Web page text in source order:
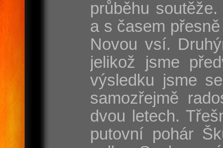
průběhu
a s časem
Novou vsí.
jelikož jsme
výsledku jsme
samozřejmě
dvou letech.
putovní pohár